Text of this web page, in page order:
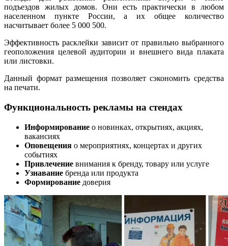
подъездов жилых домов. Они есть практически в любом
населенном пункте России, а их общее количество
насчитывает более 5 000 500.
Эффективность расклейки зависит от правильно выбранного
геоположения целевой аудитории и внешнего вида плаката
или листовки.
Данный формат размещения позволяет сэкономить средства
на печати.
Функциональность рекламы на стендах
Информирование о новинках, открытиях, акциях,
вакансиях
Оповещения о мероприятиях, концертах и других
событиях
Привлечение внимания к бренду, товару или услуге
Узнавание бренда или продукта
Формирование доверия